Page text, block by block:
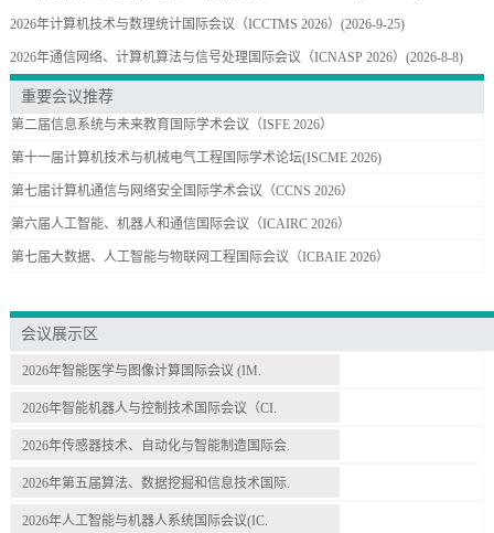
2026年计算机技术与数理统计国际会议（ICCTMS 2026） (2026-9-25)
2026年通信网络、计算机算法与信号处理国际会议（ICNASP 2026） (2026-8-8)
重要会议推荐
第二届信息系统与未来教育国际学术会议（ISFE 2026）
第十一届计算机技术与机械电气工程国际学术论坛(ISCME 2026)
第七届计算机通信与网络安全国际学术会议（CCNS 2026）
第六届人工智能、机器人和通信国际会议（ICAIRC 2026）
第七届大数据、人工智能与物联网工程国际会议（ICBAIE 2026）
会议展示区
2026年智能医学与图像计算国际会议 (IM.
2026年智能机器人与控制技术国际会议（CI.
2026年传感器技术、自动化与智能制造国际会.
2026年第五届算法、数据挖掘和信息技术国际.
2026年人工智能与机器人系统国际会议(IC.